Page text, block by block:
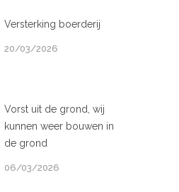
Versterking boerderij
20/03/2026
Vorst uit de grond, wij
kunnen weer bouwen in
de grond
06/03/2026